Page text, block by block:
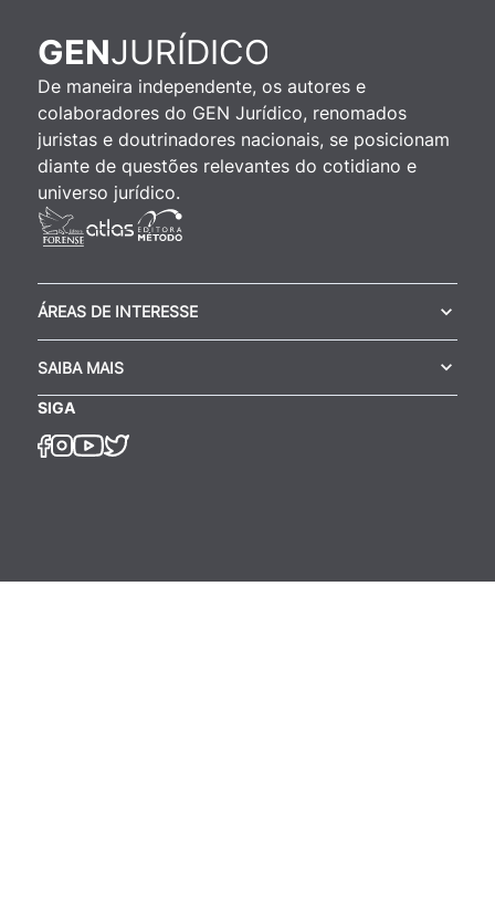
GENJURÍDICO
De maneira independente, os autores e
colaboradores do GEN Jurídico, renomados
juristas e doutrinadores nacionais, se posicionam
diante de questões relevantes do cotidiano e
universo jurídico.
ÁREAS DE INTERESSE
SAIBA MAIS
SIGA